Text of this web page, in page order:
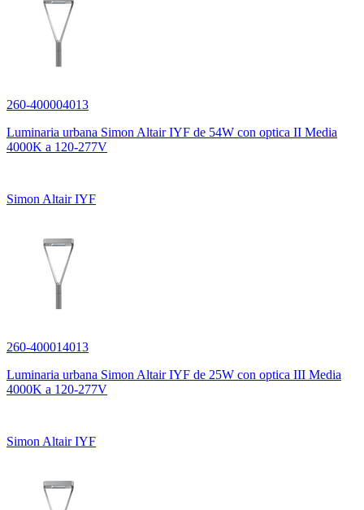
260-400004013
Luminaria urbana Simon Altair IYF de 54W con optica II Media
4000K a 120-277V
Simon Altair IYF
260-400014013
Luminaria urbana Simon Altair IYF de 25W con optica III Media
4000K a 120-277V
Simon Altair IYF